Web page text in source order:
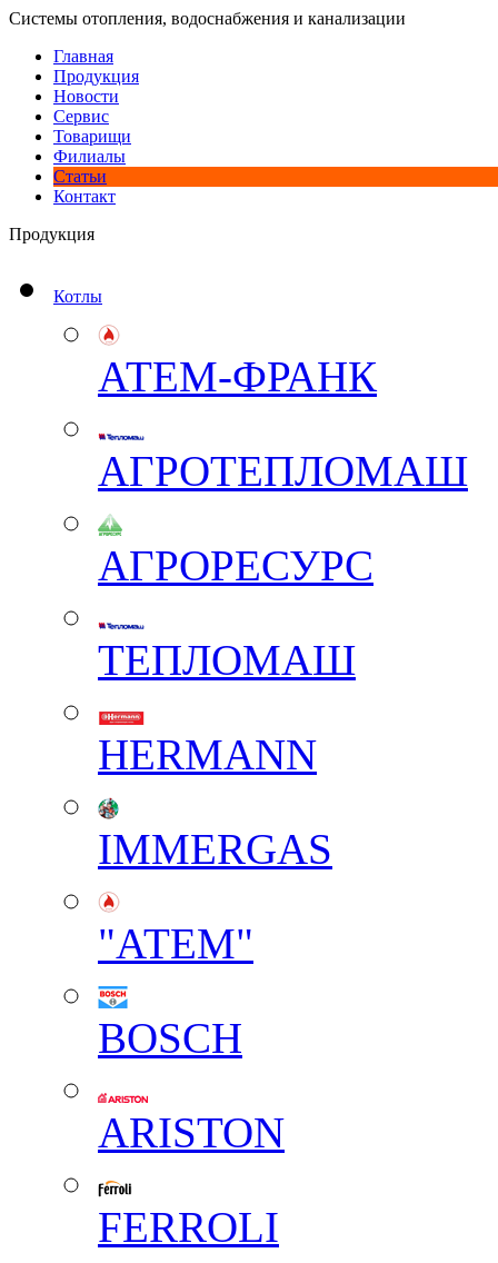
Системы отопления, водоснабжения и канализации
Главная
Продукция
Новости
Сервис
Товарищи
Филиалы
Статьи
Контакт
Продукция
Котлы
АТЕМ-ФРАНК
АГРОТЕПЛОМАШ
АГРОРЕСУРС
ТЕПЛОМАШ
HERMANN
IMMERGAS
"АТЕМ"
BOSCH
ARISTON
FERROLI